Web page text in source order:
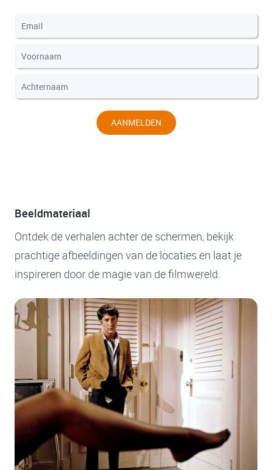
AANMELDEN
Beeldmateriaal
Ontdek de verhalen achter de schermen, bekijk
prachtige afbeeldingen van de locaties en laat je
inspireren door de magie van de filmwereld.